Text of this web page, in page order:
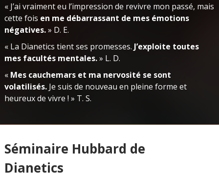
« J’ai vraiment eu l’impression de revivre mon passé, mais
cette fois en me débarrassant de mes émotions
négatives.» D. E.
« La Dianetics tient ses promesses. J’exploite toutes
mes facultés mentales.» L. D.
« Mes cauchemars et ma nervosité se sont
volatilisés. Je suis de nouveau en pleine forme et
heureux de vivre ! » T. S.
Séminaire Hubbard de
Dianetics